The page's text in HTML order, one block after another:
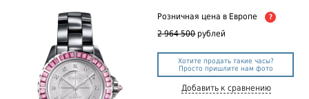
Розничная цена в Европе ?
2 964 500 рублей
Хотите продать такие часы?
Просто пришлите нам фото
Добавить к сравнению